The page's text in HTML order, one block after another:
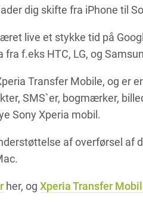
dig skifte fra iPhone til
live et stykke tid på
f.eks HTC, LG, og
Transfer Mobile, og er
SMS`er, bogmærker,
Sony Xperia mobil.
af overførsel af
her, og Xperia Transfer